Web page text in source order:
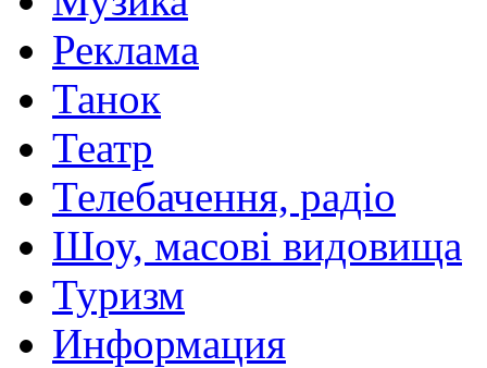
Реклама
Танок
Театр
Телебачення, радіо
Шоу, масові видовища
Туризм
Информация